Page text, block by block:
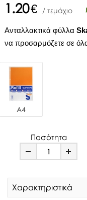
1.20€ / τεμάχιο
Ανταλλακτικά φύλλα
να προσαρμόζετε σε
Α4
Ποσότητα
Plus
Χαρακτηριστικά